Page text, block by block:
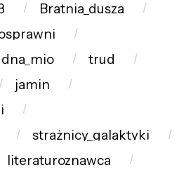
Bratnia_dusza
trud
jamin
strażnicy_galaktyki
literaturoznawca